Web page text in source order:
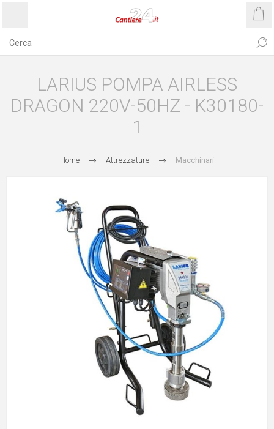
LARIUS POMPA AIRLESS
DRAGON 220V-50HZ - K30180-
1
Home Attrezzature Macchinari